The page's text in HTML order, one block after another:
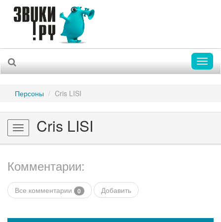
Персоны Cris LISI
Toggle
navigation
Cris LISI
Комментарии:
Все комментарии 0 Добавить